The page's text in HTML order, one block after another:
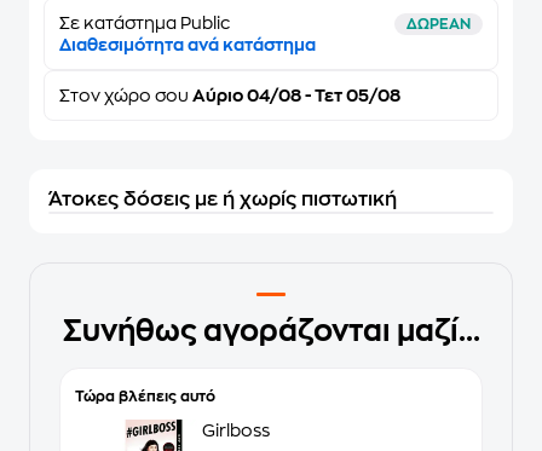
Σε κατάστημα Public ΔΩΡΕΑΝ
Διαθεσιμότητα ανά κατάστημα
Στον χώρο σου Αύριο 04/08 - Τετ 05/08
Άτοκες δόσεις με ή χωρίς πιστωτική
Συνήθως αγοράζονται μαζί...
Τώρα βλέπεις αυτό
Girlboss